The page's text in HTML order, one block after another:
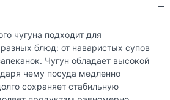
чугуна подходит для
блюд: от наваристых супов
Чугун обладает высокой
чему посуда медленно
сохраняет стабильную